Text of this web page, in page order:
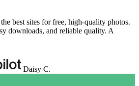
best sites for free, high‑quality photos.
downloads, and reliable quality. A
Daisy C.